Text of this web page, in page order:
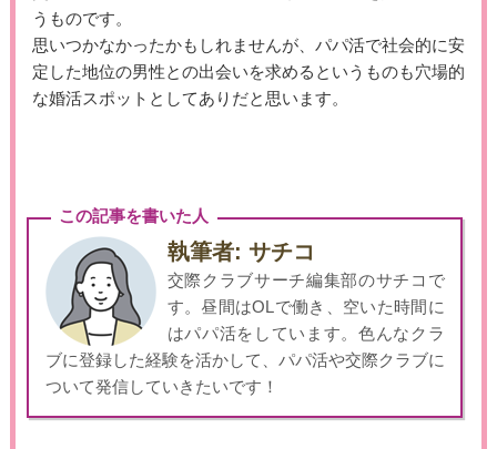
うものです。
思いつかなかったかもしれませんが、パパ活で社会的に安
定した地位の男性との出会いを求めるというものも穴場的
な婚活スポットとしてありだと思います。
この記事を書いた人
執筆者: サチコ
交際クラブサーチ編集部のサチコで
す。昼間はOLで働き、空いた時間に
はパパ活をしています。色んなクラ
ブに登録した経験を活かして、パパ活や交際クラブに
ついて発信していきたいです！